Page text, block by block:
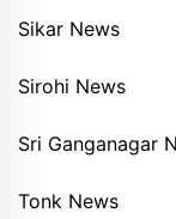
Sikar News
Sirohi News
Sri Ganganagar
Tonk News